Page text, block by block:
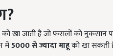
को खा जाती है जो फसलों को
में5000से ज्यादा माहूको खा सकती